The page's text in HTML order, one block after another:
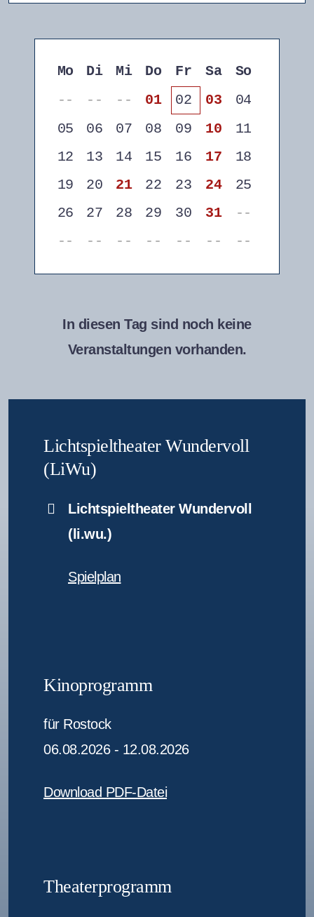
Mo Di Mi Do Fr Sa
So
--
-- -- 01 02 03
04
05
06 07 08 09 10
11
12
13 14 15 16 17
18
19
20 21 22 23 24
25
26
27 28 29 30 31
--
--
-- -- -- -- -- --
In diesen Tag sind noch keine
Veranstaltungen vorhanden.
Lichtspieltheater Wundervoll
(LiWu)
Lichtspieltheater Wundervoll
(li.wu.)
Spielplan
Kinoprogramm
für Rostock
06.08.2026 - 12.08.2026
Download PDF-Datei
Theaterprogramm